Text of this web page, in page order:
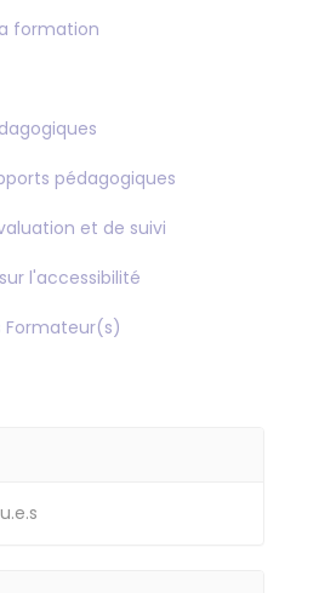
formation
pédagogiques
et de suivi
l'accessibilité
Formateur(s)